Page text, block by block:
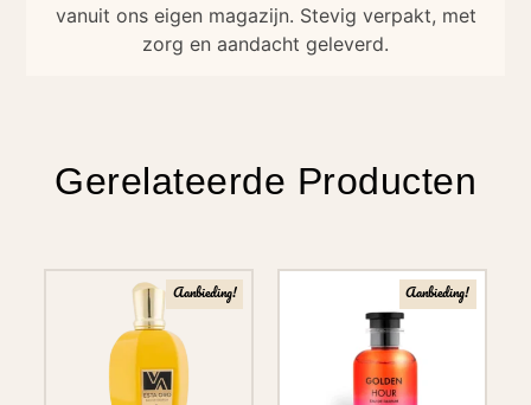
vanuit ons eigen magazijn. Stevig verpakt, met
zorg en aandacht geleverd.
Gerelateerde Producten
Aanbieding! Aanbieding!